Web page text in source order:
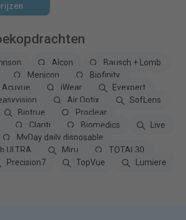
Alcon
Bausch + Lomb
Menicon
Biofinity
Acuvue iWear
Eyexpert
Air Optix
SofLens
Biotrue
Proclear
Clariti Biomedics
Live
MyDay daily disposable
ULTRA
Miru
TOTAL30
Precision7 TopVue
Lumiere